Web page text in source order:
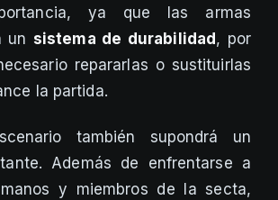
ya que las armas
un sistema de durabilidad , por
repararlas o sustituirlas
la partida.
también supondrá un
Además de enfrentarse a
y miembros de la secta,